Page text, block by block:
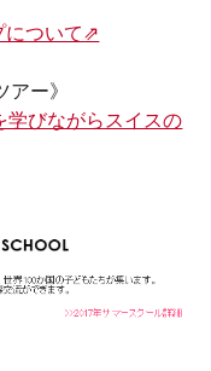
について⇗
ー》
学びながらスイスの